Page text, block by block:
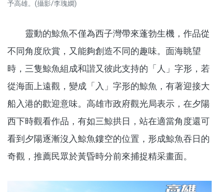
予高雄。(攝影/李瑰嫻)
靈動的鯨魚不僅為西子灣帶來蓬勃生機，作品從
不同角度欣賞，又能夠創造不同的趣味。面海眺望
時，三隻鯨魚組成和諧又彼此支持的「人」字形，若
從海面上遠觀，變成「入」字形的鯨魚，有著迎接大
船入港的歡迎意味。高雄市政府觀光局表示，在夕陽
西下時觀看作品，有如三鯨拱日，站在適當角度還可
看到夕陽逐漸沒入鯨魚鏤空的位置，形成鯨魚吞日的
奇觀，推薦民眾於黃昏時分前來捕捉精采畫面。